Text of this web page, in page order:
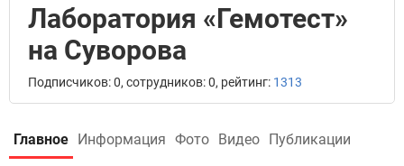
Лаборатория «Гемотест»
на Суворова
Подписчиков: 0, сотрудников: 0, рейтинг: 1313
Главное Информация Фото Видео Публикации